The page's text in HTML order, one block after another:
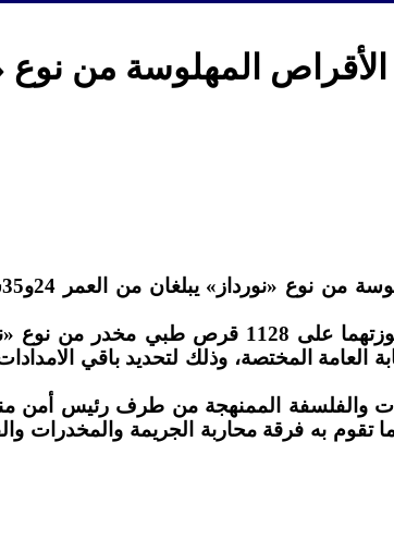
وتوقيف المشتبه فيهما بحي الألفة العيايدة، حيث أسفرت عملية الضبط والحس الوقائي
العامة المختصة، وذلك لتحديد باقي
والفلسفة الممنهجة من طرف رئيس أمن
ما تقوم به فرقة محاربة الجريمة والمخدرات